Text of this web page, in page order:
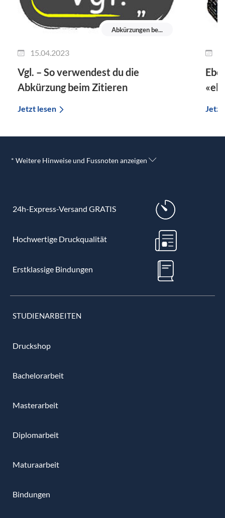
Abkürzungen be...
15.04.2023
Vgl. – So verwendest du die
Abkürzung beim Zitieren
Jetzt lesen
* Weitere Hinweise und Fussnoten anzeigen
24h-Express-Versand GRATIS
Hochwertige Druckqualität
Erstklassige Bindungen
STUDIENARBEITEN
Druckshop
Bachelorarbeit
Masterarbeit
Diplomarbeit
Maturaarbeit
Bindungen